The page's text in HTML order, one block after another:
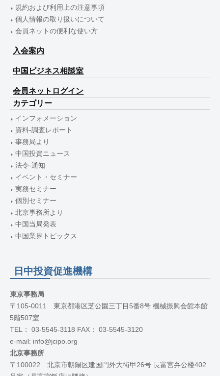
規約および利用上の注意事項
個人情報の取り扱いについて
会員ネットの便利な使い方
入会案内
中国ビジネス相談室
会員ネットログイン
カテゴリー
インフォメーション
資料-調査レポート
事務局より
中国投資ニュース
法令-通知
イベント・セミナー
実務セミナー
個別セミナー
北京事務所より
中国当局発表
中国業界トピックス
日中投資促進機構
東京事務局
〒105-0011 東京都港区芝公園三丁目5番8号 機械振興会館本館
5階507室
TEL： 03-5545-3118 FAX： 03-5545-3120
e-mail: info@jcipo.org
北京事務所
〒100022 北京市朝陽区建国門外大街甲26号 長富宮弁公楼402